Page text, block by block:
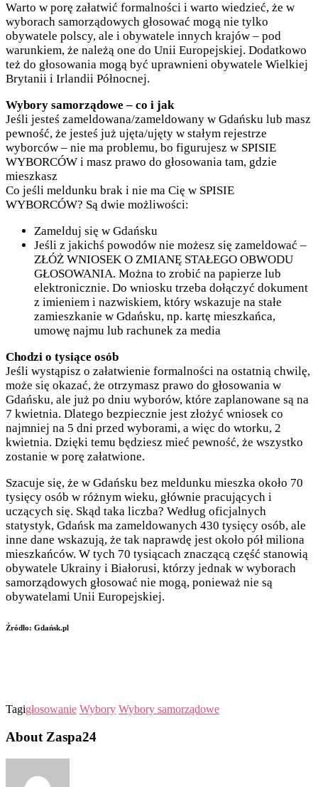
Warto w porę załatwić formalności i warto wiedzieć, że w
wyborach samorządowych głosować mogą nie tylko
obywatele polscy, ale i obywatele innych krajów – pod
warunkiem, że należą one do Unii Europejskiej. Dodatkowo
też do głosowania mogą być uprawnieni obywatele Wielkiej
Brytanii i Irlandii Północnej.
Wybory samorządowe – co i jak
Jeśli jesteś zameldowana/zameldowany w Gdańsku lub masz
pewność, że jesteś już ujęta/ujęty w stałym rejestrze
wyborców – nie ma problemu, bo figurujesz w SPISIE
WYBORCÓW i masz prawo do głosowania tam, gdzie
mieszkasz
Co jeśli meldunku brak i nie ma Cię w SPISIE
WYBORCÓW? Są dwie możliwości:
Zamelduj się w Gdańsku
Jeśli z jakichś powodów nie możesz się zameldować –
ZŁÓŻ WNIOSEK O ZMIANĘ STAŁEGO OBWODU
GŁOSOWANIA. Można to zrobić na papierze lub
elektronicznie. Do wniosku trzeba dołączyć dokument
z imieniem i nazwiskiem, który wskazuje na stałe
zamieszkanie w Gdańsku, np. kartę mieszkańca,
umowę najmu lub rachunek za media
Chodzi o tysiące osób
Jeśli wystąpisz o załatwienie formalności na ostatnią chwilę,
może się okazać, że otrzymasz prawo do głosowania w
Gdańsku, ale już po dniu wyborów, które zaplanowane są na
7 kwietnia. Dlatego bezpiecznie jest złożyć wniosek co
najmniej na 5 dni przed wyborami, a więc do wtorku, 2
kwietnia. Dzięki temu będziesz mieć pewność, że wszystko
zostanie w porę załatwione.
Szacuje się, że w Gdańsku bez meldunku mieszka około 70
tysięcy osób w różnym wieku, głównie pracujących i
uczących się. Skąd taka liczba? Według oficjalnych
statystyk, Gdańsk ma zameldowanych 430 tysięcy osób, ale
inne dane wskazują, że tak naprawdę jest około pół miliona
mieszkańców. W tych 70 tysiącach znaczącą część stanowią
obywatele Ukrainy i Białorusi, którzy jednak w wyborach
samorządowych głosować nie mogą, ponieważ nie są
obywatelami Unii Europejskiej.
Źródło: Gdańsk.pl
Tagigłosowanie Wybory Wybory samorządowe
About Zaspa24